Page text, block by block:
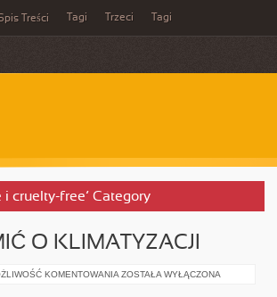
Treści Tagi Trzeci Tagi
cruelty-free’ Category
O KLIMATYZACJI
KOMENTOWANIA DUŻO
ZOSTAŁA WYŁĄCZONA